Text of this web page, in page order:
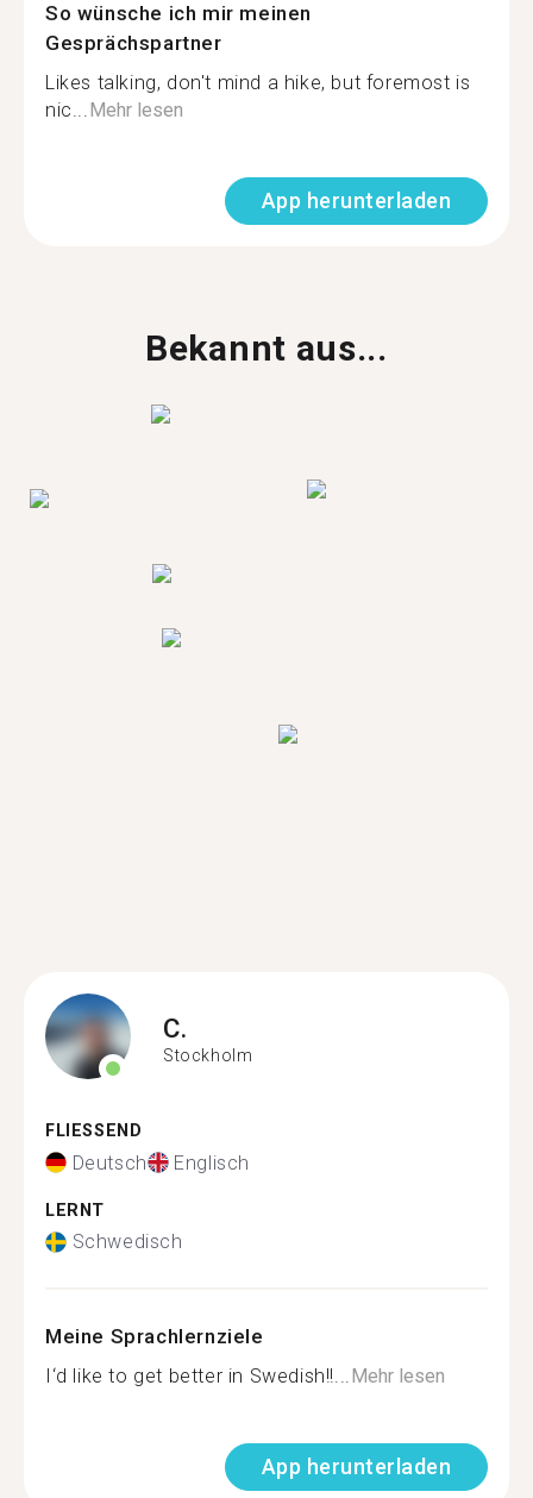
So wünsche ich mir meinen
Gesprächspartner
Likes talking, don't mind a hike, but foremost is
nic...Mehr lesen
App herunterladen
Bekannt aus...
C.
Stockholm
FLIESSEND
Deutsch Englisch
LERNT
Schwedisch
Meine Sprachlernziele
I‘d like to get better in Swedish!!...Mehr lesen
App herunterladen